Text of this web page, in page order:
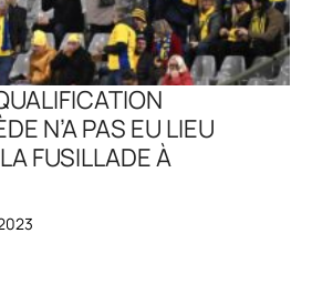
N’A PAS EU LIEU
FUSILLADE À